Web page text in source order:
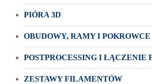
PIÓRA 3D
OBUDOWY, RAMY I POKROWCE
POSTPROCESSING I ŁĄCZENIE
ZESTAWY FILAMENTÓW